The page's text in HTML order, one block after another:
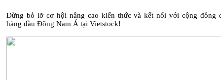
Đừng bỏ lỡ cơ hội nâng cao kiến thức và kết nối với cộng đồng
hàng đầu Đông Nam Á tại Vietstock!